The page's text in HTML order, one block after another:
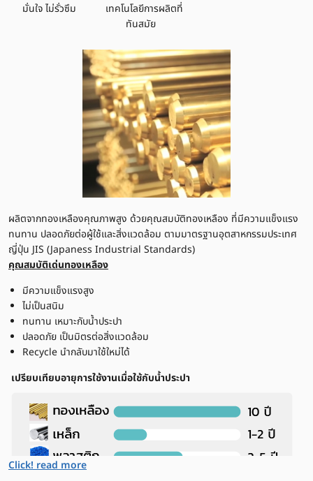
quantity
มั่นใจ ไม่รั่วซึม
เทคโนโลยีการผลิตที่
ทันสมัย
ผลิตจากทองเหลืองคุณภาพสูง ด้วยคุณสมบัติทองเหลือง ที่มีความแข็งแรง
ทนทาน ปลอดภัยต่อผู้ใช้และสิ่งแวดล้อม ตามมาตรฐานอุตสาหกรรมประเทศ
ญี่ปุ่น JIS (Japaness Industrial Standards)
คุณสมบัติเด่นทองเหลือง
มีความแข็งแรงสูง
ไม่เป็นสนิม
ทนทาน เหมาะกับน้ำประปา
ปลอดภัย เป็นมิตรต่อสิ่งแวดล้อม
Recycle นำกลับมาใช้ใหม่ได้
เปรียบเทียบอายุการใช้งานเมื่อใช้กับน้ำประปา
Click! read more